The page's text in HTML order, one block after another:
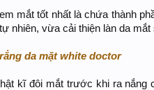
mắt tốt nhất là chứa thành
nhiên, vừa cải thiện làn da mắt
da mặt white doctor
kĩ đôi mắt trước khi ra nắng